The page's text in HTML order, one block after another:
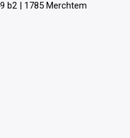
b2 | 1785 Merchtem